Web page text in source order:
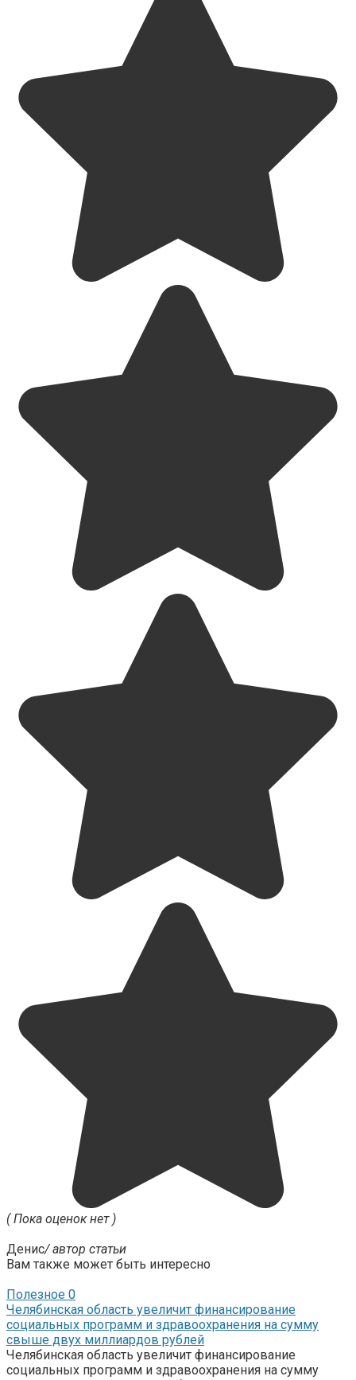
( Пока оценок нет )
Денис/ автор статьи
Вам также может быть интересно
Полезное 0
Челябинская область увеличит финансирование
социальных программ и здравоохранения на сумму
свыше двух миллиардов рублей
Челябинская область увеличит финансирование
социальных программ и здравоохранения на сумму